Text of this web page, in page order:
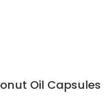
Oil Capsules